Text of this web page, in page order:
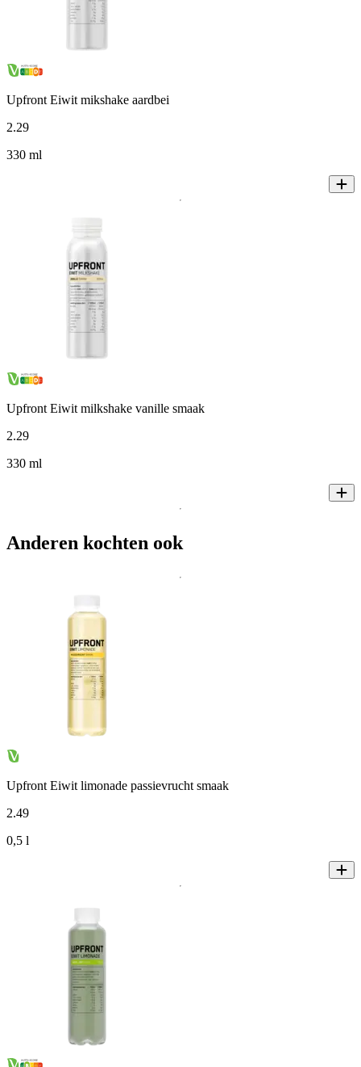
Upfront Eiwit mikshake aardbei
2.29
330 ml
Upfront Eiwit milkshake vanille smaak
2.29
330 ml
Anderen kochten ook
Upfront Eiwit limonade passievrucht smaak
2.49
0,5 l